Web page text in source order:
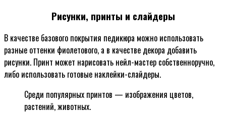
Рисунки, принты и слайдеры
В качестве базового покрытия педикюра можно использовать
разные оттенки фиолетового, а в качестве декора добавить
рисунки. Принт может нарисовать нейл-мастер собственноручно,
либо использовать готовые наклейки-слайдеры.
Среди популярных принтов — изображения цветов,
растений, животных.